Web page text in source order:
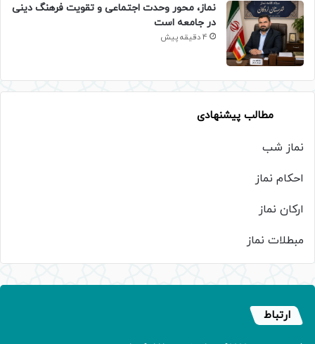
نماز، محور وحدت اجتماعی و تقویت فرهنگ دینی
در جامعه است
4 دقیقه پیش
مطالب پیشنهادی
نماز شب
احکام نماز
ارکان نماز
مبطلات نماز
ارتباط